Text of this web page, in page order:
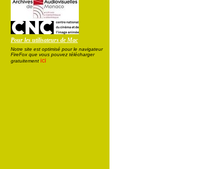
Pour les utilisateurs de Mac
Notre site est optimisé pour le navigateur
FireFox que vous pouvez télécharger
gratuitement ici